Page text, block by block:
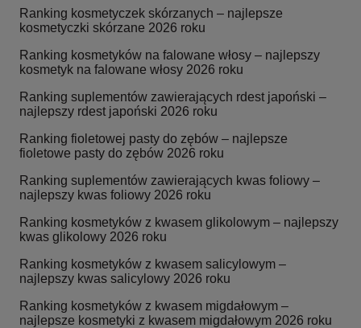
Ranking kosmetyczek skórzanych – najlepsze
kosmetyczki skórzane 2026 roku
Ranking kosmetyków na falowane włosy – najlepszy
kosmetyk na falowane włosy 2026 roku
Ranking suplementów zawierających rdest japoński –
najlepszy rdest japoński 2026 roku
Ranking fioletowej pasty do zębów – najlepsze
fioletowe pasty do zębów 2026 roku
Ranking suplementów zawierających kwas foliowy –
najlepszy kwas foliowy 2026 roku
Ranking kosmetyków z kwasem glikolowym – najlepszy
kwas glikolowy 2026 roku
Ranking kosmetyków z kwasem salicylowym –
najlepszy kwas salicylowy 2026 roku
Ranking kosmetyków z kwasem migdałowym –
najlepsze kosmetyki z kwasem migdałowym 2026 roku